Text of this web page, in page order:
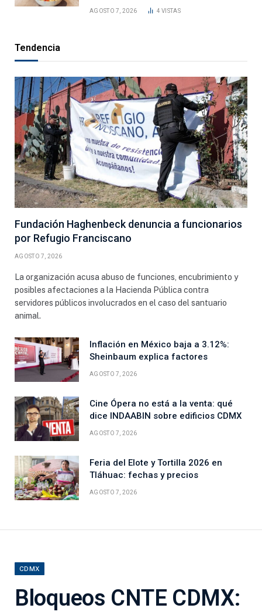
AGOSTO 7, 2026 4VISTAS
Tendencia
Fundación Haghenbeck denuncia a funcionarios
por Refugio Franciscano
AGOSTO 7, 2026
La organización acusa abuso de funciones, encubrimiento y
posibles afectaciones a la Hacienda Pública contra
servidores públicos involucrados en el caso del santuario
animal.
Inflación en México baja a 3.12%:
Sheinbaum explica factores
AGOSTO 7, 2026
Cine Ópera no está a la venta: qué
dice INDAABIN sobre edificios CDMX
AGOSTO 7, 2026
Feria del Elote y Tortilla 2026 en
Tláhuac: fechas y precios
AGOSTO 7, 2026
CDMX
Bloqueos CNTE CDMX: